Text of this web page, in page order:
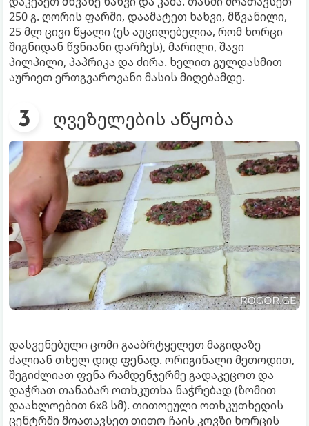
250 გ. ღორის ფარში, დაამატეთ ხახვი, მწვანილი,
25 მლ ცივი წყალი (ეს აუცილებელია, რომ ხორცი
შიგნიდან წვნიანი დარჩეს), მარილი, შავი
პილპილი, პაპრიკა და ძირა. ხელით გულდასმით
აურიეთ ერთგვაროვანი მასის მიღებამდე.
ღვეზელების აწყობა
დასვენებული ცომი გააბრტყელეთ მაგიდაზე
ძალიან თხელ დიდ ფენად. ორიგინალი მეთოდით,
შეგიძლიათ ფენა რამდენჯერმე გადაკეცოთ და
დაჭრათ თანაბარ ოთხკუთხა ნაჭრებად (ზომით
დაახლოებით 6x8 სმ). თითოეული ოთხკუთხედის
ცენტრში მოათავსეთ თითო ჩაის კოვზი ხორცის